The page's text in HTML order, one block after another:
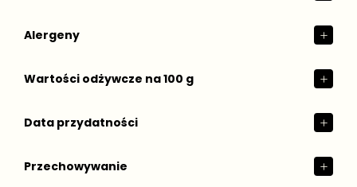
Alergeny
Wartości odżywcze na 100 g
Data przydatności
Przechowywanie